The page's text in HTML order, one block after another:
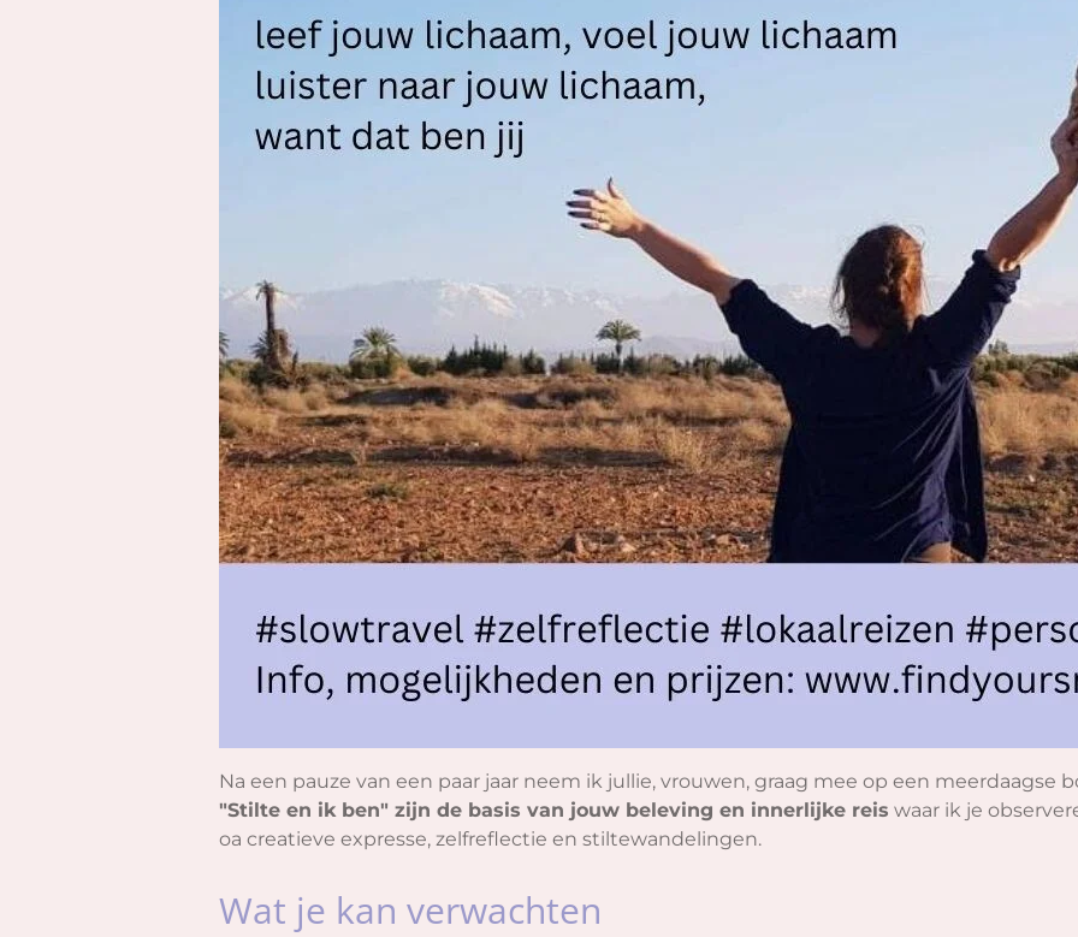
Na een pauze van een paar jaar neem ik jullie, vrouwen, graag mee op een meerdaagse
"Stilte en ik ben" zijn de basis van jouw beleving en innerlijke reis waar ik je
oa creatieve expresse, zelfreflectie en stiltewandelingen.
Wat je kan verwachten